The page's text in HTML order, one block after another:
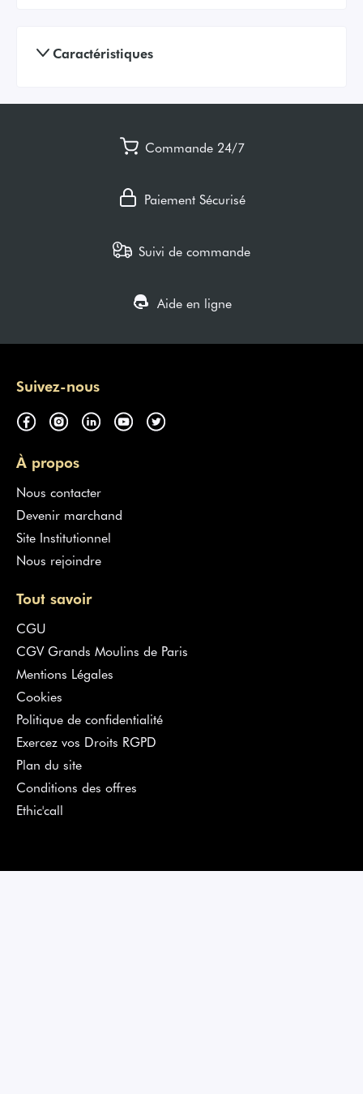
Caractéristiques
Commande 24/7
Paiement Sécurisé
Suivi de commande
Aide en ligne
Suivez-nous
À propos
Nous contacter
Devenir marchand
Site Institutionnel
Nous rejoindre
Tout savoir
CGU
CGV Grands Moulins de Paris
Mentions Légales
Cookies
Politique de confidentialité
Exercez vos Droits RGPD
Plan du site
Conditions des offres
Ethic'call